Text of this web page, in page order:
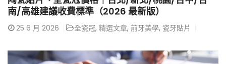
南/高雄建議收費標準（2026 最新版）
25 6 月 2026 全瓷冠, 精選文章, 前牙美學, 瓷牙貼片